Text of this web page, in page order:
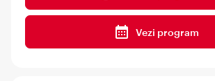
Vezi program